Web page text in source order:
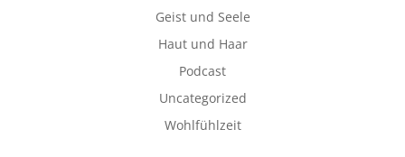
Geist und Seele
Haut und Haar
Podcast
Uncategorized
Wohlfühlzeit